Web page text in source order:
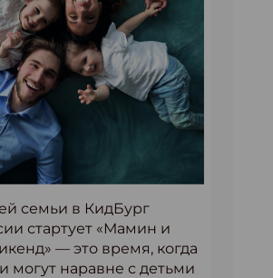
семьи в КидБург
стартует «Мамин и
— это время, когда
могут наравне с детьми